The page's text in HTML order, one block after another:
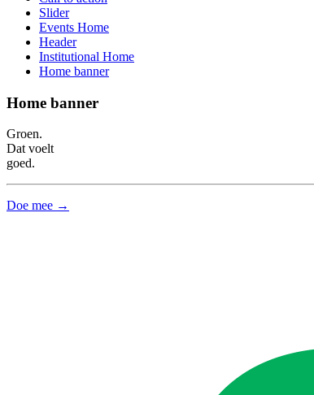
Slider
Events Home
Header
Institutional Home
Home banner
Home banner
Groen.
Dat voelt
goed.
Doe mee →